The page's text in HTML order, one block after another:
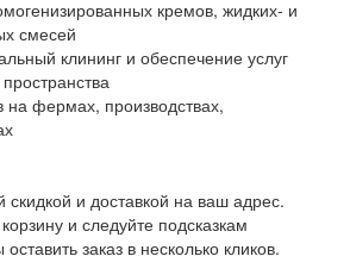
кремов, жидких- и
смесей
клининг и обеспечение услуг
на фермах, производствах,
скидкой и доставкой на ваш адрес.
и следуйте подсказкам
заказ в несколько кликов.